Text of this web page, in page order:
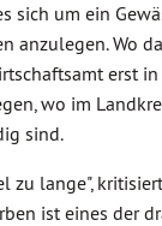
sich um ein
anzulegen. Wo
erst
wo im
sind.
zu lange",
ist eines der